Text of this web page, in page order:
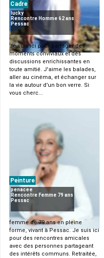
Cadre
lucky
Rencontre Homme 62 ans
Pessac
Je suis ici pour partager des
moments conviviaux et des
discussions enrichissantes en
toute amitié. J'aime les balades,
aller au cinéma, et échanger sur
la vie autour d'un bon verre. Si
vous cherc...
Peinture
penacee
Rencontre Femme 79 ans
Pessac
femme de 79 ans en pleine
forme, vivant à Pessac. Je suis ici
pour des rencontres amicales
avec des personnes partageant
des intérêts communs. Retraitée,